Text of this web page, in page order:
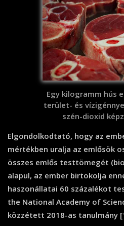
Egy kilogramm hús
terület- és
szén-dioxid
Elgondolkodtató, hogy az
mértékben uralja az emlősök
összes emlős testtömegét
alapul, az ember birtokolja
haszonállatai 60 százalékot
the National Academy of
közzétett 2018-as tanulmány